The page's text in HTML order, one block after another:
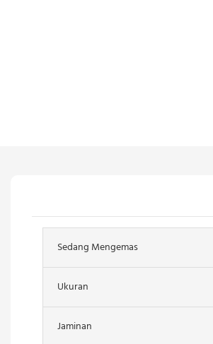
Sedang Mengemas
Ukuran
Jaminan